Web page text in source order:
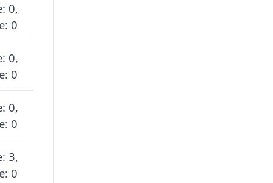
0,
0
0,
0
0,
0
3,
0